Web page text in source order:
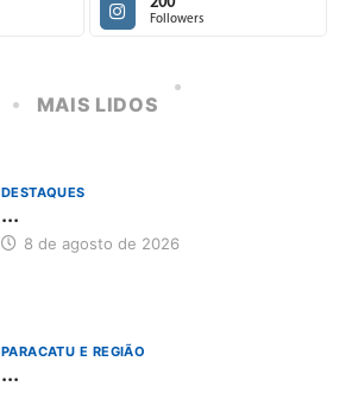
Followers
MAIS LIDOS
DESTAQUES
...
8 de agosto de 2026
PARACATU E REGIÃO
...